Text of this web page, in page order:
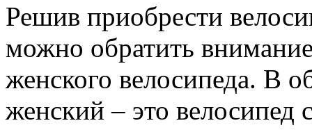
Решив приобрести
можно обратить
женского велосипеда. В
женский – это велосипед